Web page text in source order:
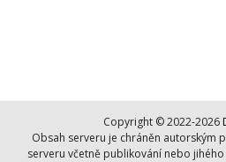
Copyright © 2022-2026
Obsah serveru je chráněn autorským
serveru včetně publikování nebo